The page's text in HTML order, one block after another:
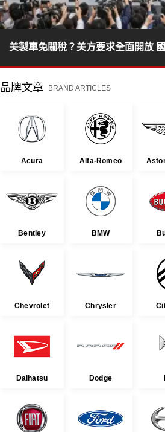
美製車免關稅？美方要求全面開放
品牌文章 BRAND ARTICLES
Acura Alfa-Romeo
Bentley BMW
Chevrolet Chrysler
Daihatsu Dodge